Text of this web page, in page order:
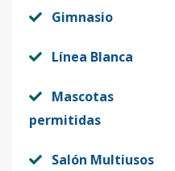
Gimnasio
Línea Blanca
Mascotas
permitidas
Salón Multiusos